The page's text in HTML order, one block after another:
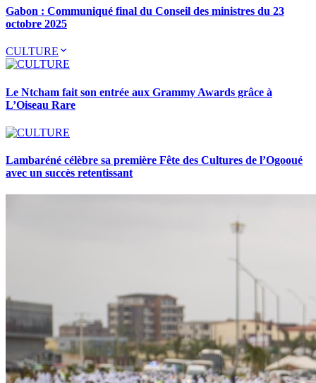
Gabon : Communiqué final du Conseil des ministres du 23
octobre 2025
CULTURE
Le Ntcham fait son entrée aux Grammy Awards grâce à
L’Oiseau Rare
Lambaréné célèbre sa première Fête des Cultures de l’Ogooué
avec un succès retentissant